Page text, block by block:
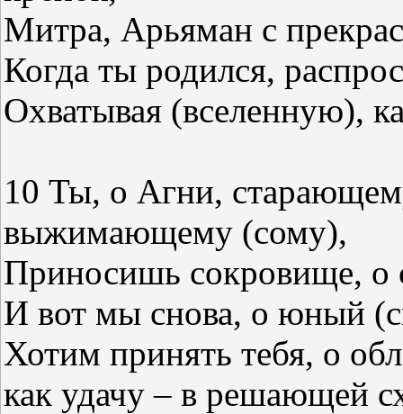
Митра, Арьяман с
Когда ты родился,
Охватывая (вселенную),
10 Ты, о Агни,
выжимающему (сому),
Приносишь сокровище,
И вот мы снова, о юный
Хотим принять тебя, о
как удачу – в решающей